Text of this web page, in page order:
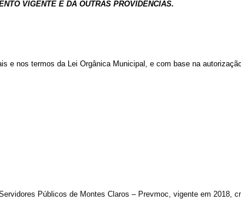
VIGENTE E DÁ OUTRAS PROVIDÊNCIAS.
e nos termos da Lei Orgânica Municipal, e com base na
Públicos de Montes Claros – Prevmoc vigente em 2018,